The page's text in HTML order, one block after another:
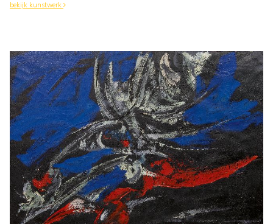
bekijk kunstwerk